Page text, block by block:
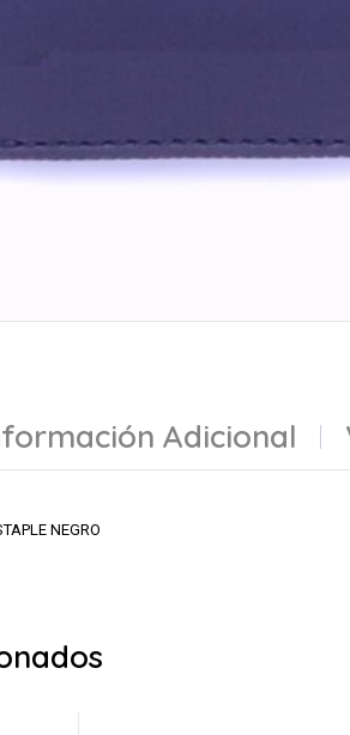
Adicional
NEGRO